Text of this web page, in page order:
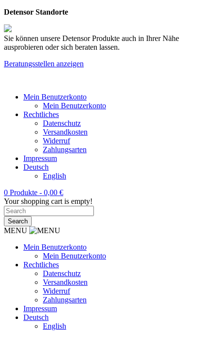
Detensor Standorte
Sie können unsere Detensor Produkte auch in Ihrer Nähe
ausprobieren oder sich beraten lassen.
Beratungsstellen anzeigen
Mein Benutzerkonto
Mein Benutzerkonto
Rechtliches
Datenschutz
Versandkosten
Widerruf
Zahlungsarten
Impressum
Deutsch
English
0 Produkte - 0,00 €
Your shopping cart is empty!
MENU
Mein Benutzerkonto
Mein Benutzerkonto
Rechtliches
Datenschutz
Versandkosten
Widerruf
Zahlungsarten
Impressum
Deutsch
English